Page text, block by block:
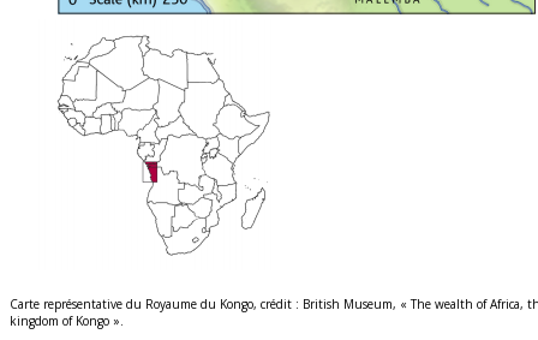
Carte représentative du Royaume du Kongo, crédit : British Museum, « The wealth of Africa,
kingdom of Kongo ».